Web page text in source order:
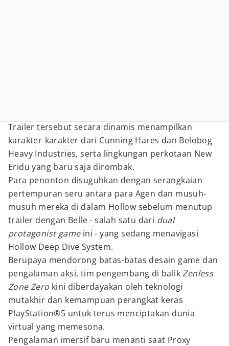
Trailer tersebut secara dinamis menampilkan
karakter-karakter dari Cunning Hares dan Belobog
Heavy Industries, serta lingkungan perkotaan New
Eridu yang baru saja dirombak.
Para penonton disuguhkan dengan serangkaian
pertempuran seru antara para Agen dan musuh-
musuh mereka di dalam Hollow sebelum menutup
trailer dengan Belle - salah satu dari dual
protagonist game ini - yang sedang menavigasi
Hollow Deep Dive System.
Berupaya mendorong batas-batas desain game dan
pengalaman aksi, tim pengembang di balikZenless
Zone Zero kini diberdayakan oleh teknologi
mutakhir dan kemampuan perangkat keras
PlayStation®5 untuk terus menciptakan dunia
virtual yang memesona.
Pengalaman imersif baru menanti saat Proxy